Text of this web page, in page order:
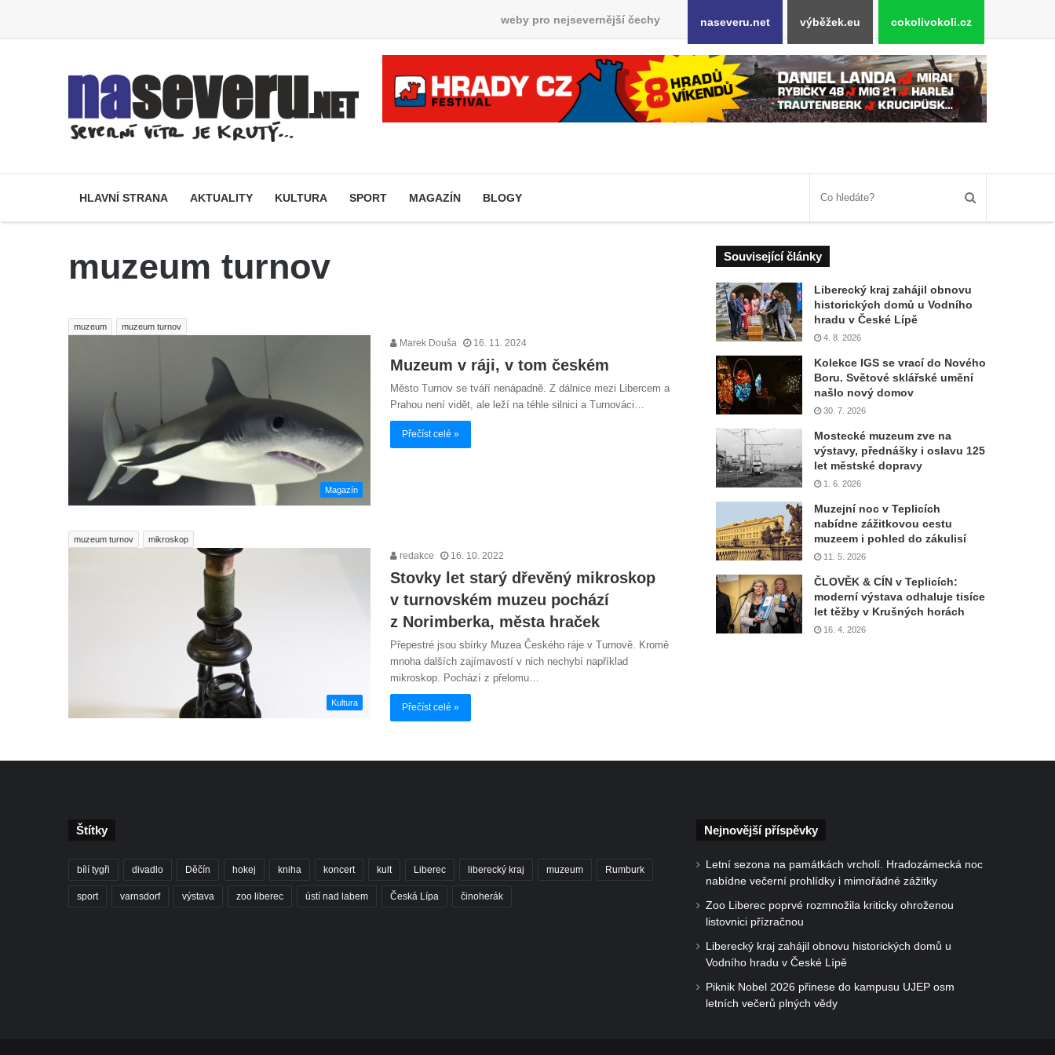
weby pro nejsevernější čechy naseveru.net výběžek.eu cokolivokoli.cz
HLAVNÍ STRANA AKTUALITY KULTURA SPORT MAGAZÍN BLOGY
muzeum turnov
muzeum muzeum turnov
Magazín
Marek Douša 16. 11. 2024
Muzeum v ráji, v tom českém
Město Turnov se tváří nenápadně. Z dálnice mezi Libercem a
Prahou není vidět, ale leží na téhle silnici a Turnováci…
Přečíst celé »
muzeum turnov mikroskop
Kultura
redakce 16. 10. 2022
Stovky let starý dřevěný mikroskop
v turnovském muzeu pochází
z Norimberka, města hraček
Přepestré jsou sbírky Muzea Českého ráje v Turnově. Kromě
mnoha dalších zajímavostí v nich nechybí například
mikroskop. Pochází z přelomu…
Přečíst celé »
Související články
Liberecký kraj zahájil obnovu
historických domů u Vodního
hradu v České Lípě
4. 8. 2026
Kolekce IGS se vrací do Nového
Boru. Světové sklářské umění
našlo nový domov
30. 7. 2026
Mostecké muzeum zve na
výstavy, přednášky i oslavu 125
let městské dopravy
1. 6. 2026
Muzejní noc v Teplicích
nabídne zážitkovou cestu
muzeem i pohled do zákulisí
11. 5. 2026
ČLOVĚK & CÍN v Teplicích:
moderní výstava odhaluje tisíce
let těžby v Krušných horách
16. 4. 2026
Štítky
bílí tygři divadlo Děčín hokej kniha koncert kult Liberec liberecký kraj muzeum Rumburk
sport varnsdorf výstava zoo liberec ústí nad labem Česká Lípa činoherák
Nejnovější příspěvky
Letní sezona na památkách vrcholí. Hradozámecká noc
nabídne večerní prohlídky i mimořádné zážitky
Zoo Liberec poprvé rozmnožila kriticky ohroženou
listovnici přízračnou
Liberecký kraj zahájil obnovu historických domů u
Vodního hradu v České Lípě
Piknik Nobel 2026 přinese do kampusu UJEP osm
letních večerů plných vědy